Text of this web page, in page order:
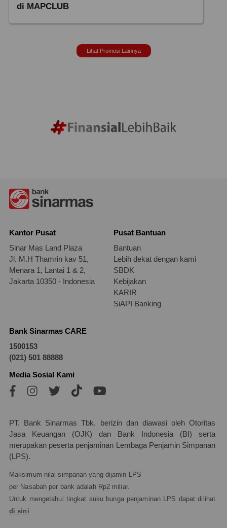
di MAPCLUB
Lihat Promosi Lainnya
Kantor Pusat
Sinar Mas Land Plaza
Jl. M.H Thamrin kav 51,
Menara 1, Lantai 1 & 2,
Jakarta 10350 - Indonesia
Pusat Bantuan
Bantuan
Lebih dekat dengan kami
SBDK
Kebijakan
KARIR
SiAPI Banking
Bank Sinarmas CARE
1500153
(021) 501 88888
Media Sosial Kami
PT. Bank Sinarmas Tbk. berizin dan diawasi oleh Otoritas
Jasa Keuangan (OJK) dan Bank Indonesia (BI) serta
merupakan peserta penjaminan Lembaga Penjamin Simpanan
(LPS).
Maksimum nilai simpanan yang dijamin LPS
per Nasabah per bank adalah Rp2 miliar.
Untuk mengetahui tingkat suku bunga penjaminan LPS dapat dilihat
di sini